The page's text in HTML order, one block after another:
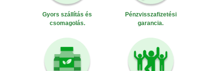
Gyors szállítás és
csomagolás.
Pénzvisszafizetési
garancia.